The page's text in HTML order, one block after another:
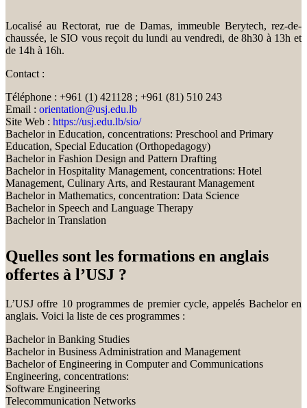
Localisé au Rectorat, rue de Damas, immeuble Berytech, rez-de-
chaussée, le SIO vous reçoit du lundi au vendredi, de 8h30 à 13h et
de 14h à 16h.
Contact :
Téléphone : +961 (1) 421128 ; +961 (81) 510 243
Email : orientation@usj.edu.lb
Site Web : https://usj.edu.lb/sio/
Bachelor in Education, concentrations: Preschool and Primary
Education, Special Education (Orthopedagogy)
Bachelor in Fashion Design and Pattern Drafting
Bachelor in Hospitality Management, concentrations: Hotel
Management, Culinary Arts, and Restaurant Management
Bachelor in Mathematics, concentration: Data Science
Bachelor in Speech and Language Therapy
Bachelor in Translation
Quelles sont les formations en anglais
offertes à l’USJ ?
L’USJ offre 10 programmes de premier cycle, appelés Bachelor en
anglais. Voici la liste de ces programmes :
Bachelor in Banking Studies
Bachelor in Business Administration and Management
Bachelor of Engineering in Computer and Communications
Engineering, concentrations:
Software Engineering
Telecommunication Networks